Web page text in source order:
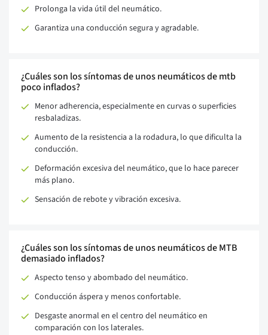
Prolonga la vida útil del neumático.
Garantiza una conducción segura y agradable.
¿Cuáles son los síntomas de unos neumáticos de mtb
poco inflados?
Menor adherencia, especialmente en curvas o superficies
resbaladizas.
Aumento de la resistencia a la rodadura, lo que dificulta la
conducción.
Deformación excesiva del neumático, que lo hace parecer
más plano.
Sensación de rebote y vibración excesiva.
¿Cuáles son los síntomas de unos neumáticos de MTB
demasiado inflados?
Aspecto tenso y abombado del neumático.
Conducción áspera y menos confortable.
Desgaste anormal en el centro del neumático en
comparación con los laterales.